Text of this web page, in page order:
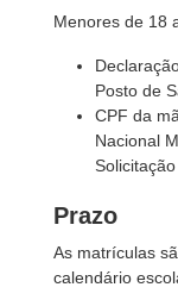
Menores de 18
Posto de
CPF da
Nacional
Prazo
As matrículas
calendário